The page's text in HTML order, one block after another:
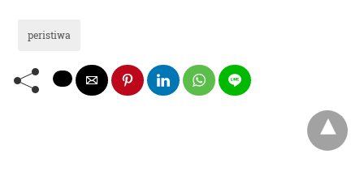
peristiwa